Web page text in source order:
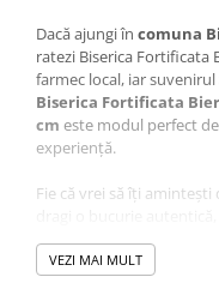
Dacă ajungi în comuna
ratezi Biserica Fortificata
farmec local, iar suvenirul
Biserica Fortificata
cm este modul perfect
experiență.
Fie că vrei să îți
26 cm este alegerea
VEZI MAI MULT